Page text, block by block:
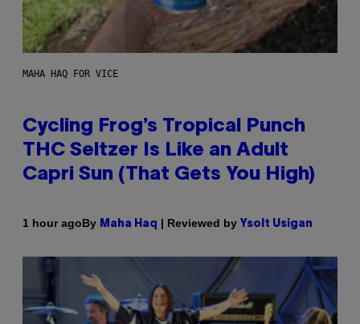
MAHA HAQ FOR VICE
Cycling Frog’s Tropical Punch
THC Seltzer Is Like an Adult
Capri Sun (That Gets You High)
1 hour agoBy Maha Haq | Reviewed by Ysolt Usigan